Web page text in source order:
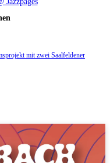
mit zwei Saalfeldener